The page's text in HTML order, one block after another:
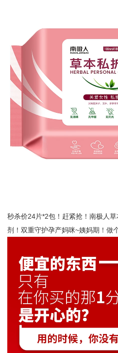
秒杀价24片*2包！赶紧抢！南极人
剂！双重守护孕产妈咪~姨妈期！做